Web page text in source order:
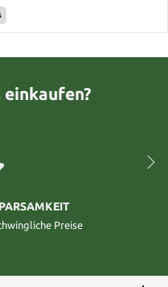
einkaufen?
Preise